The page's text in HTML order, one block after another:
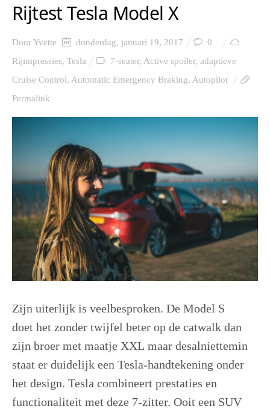
Rijtest Tesla Model X
DoorYvette donderdag, januari 19, 2017
0
Rijimpressies, Tesla 7-seater, Active spoiler, adaptieve
Cruise Control, Automatic Emergency Braking, Autopilot
Permalink
Zijn uiterlijk is veelbesproken. De Model S
doet het zonder twijfel beter op de catwalk dan
zijn broer met maatje XXL maar desalniettemin
staat er duidelijk een Tesla-handtekening onder
het design. Tesla combineert prestaties en
functionaliteit met deze 7-zitter. Ooit een SUV